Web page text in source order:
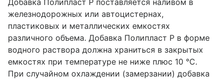
Добавка Полипласт Р поставляется наливом в
железнодорожных или автоцистернах,
пластиковых и металлических емкостях
различного объема. Добавка Полипласт Р в форме
водного раствора должна храниться в закрытых
емкостях при температуре не ниже плюс 10 °С.
При случайном охлаждении (замерзании) добавка